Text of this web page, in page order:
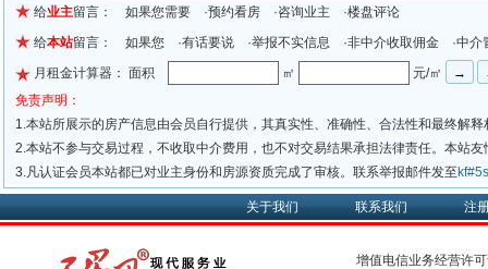
给业主留言： 如果您需要 ·预约看房 ·咨询业主 ·楼盘评论
给本站留言： 如果您 ·有话要说 ·举报不实信息 ·非中介收取佣金 ·中介
月租金计算器： 面积
㎡
元/㎡
免责声明：
1.本站所展示的房产信息由会员自行提供，其真实性、准确性、合法性和最终解
2.本站不参与交易过程，不收取中介费用，也不对交易结果承担法律责任。本站
3.凡认证会员本站都已对业主身份和房源资质完成了审核。联系举报邮件发至
关于我们 联系我们 注
增值电信业务经营许